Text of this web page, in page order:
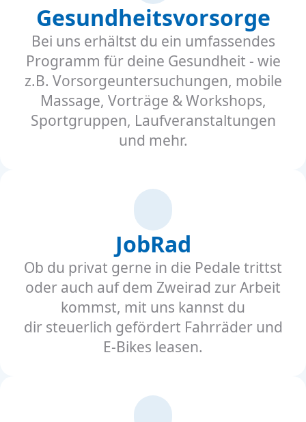
Gesundheitsvorsorge
Bei uns erhältst du ein umfassendes
Programm für deine Gesundheit - wie
z.B. Vorsorgeuntersuchungen, mobile
Massage, Vorträge & Workshops,
Sportgruppen, Laufveranstaltungen
und mehr.
JobRad
Ob du privat gerne in die Pedale trittst
oder auch auf dem Zweirad zur Arbeit
kommst, mit uns kannst du
dir steuerlich gefördert Fahrräder und
E-Bikes leasen.